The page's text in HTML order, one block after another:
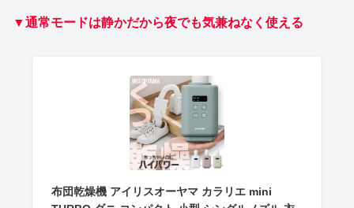
▼通常モードは静かだから夜でも気兼ねなく使える
布団乾燥機 アイリスオーヤマ カラリエ mini